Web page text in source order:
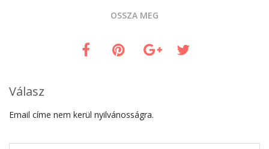
OSSZA MEG
Válasz
Email címe nem kerül nyilvánosságra.